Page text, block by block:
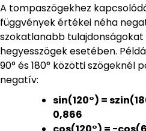
A tompaszögekhez
függvények értékei néha
szokatlanabb
hegyesszögek esetében.
90° és 180° közötti szögeknél
negatív:
sin(120°) =
0,866